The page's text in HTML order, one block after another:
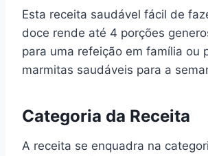
Esta receita saudável fácil de
doce rende até 4 porções
para uma refeição em família ou
marmitas saudáveis para a
Categoria da Receita
A receita se enquadra na